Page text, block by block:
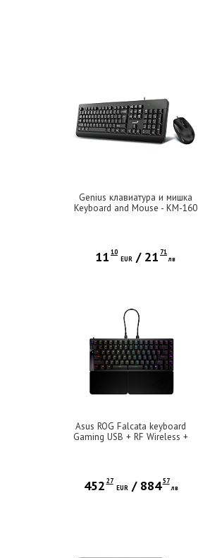
Genius клавиатура и мишка
Keyboard and Mouse - KM-160
11 10
EUR / 21 71
лв
Asus ROG Falcata keyboard
Gaming USB + RF Wireless +
452 27
EUR/ 884 57
лв